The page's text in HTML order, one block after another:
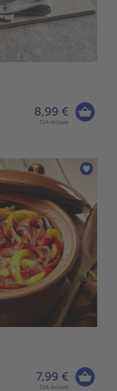
8,99 €
TVA incluse
7,99 €
TVA incluse